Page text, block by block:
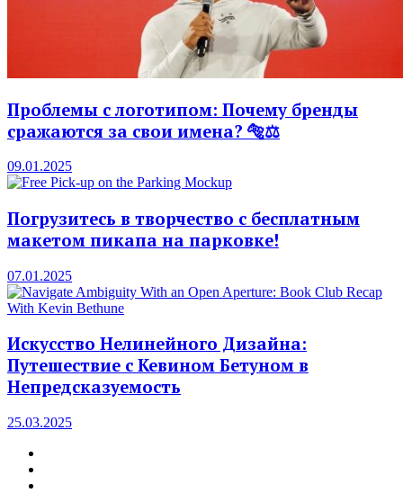
Проблемы с логотипом: Почему бренды
сражаются за свои имена? 🐅⚖️
09.01.2025
Погрузитесь в творчество с бесплатным
макетом пикапа на парковке!
07.01.2025
Искусство Нелинейного Дизайна:
Путешествие с Кевином Бетуном в
Непредсказуемость
25.03.2025